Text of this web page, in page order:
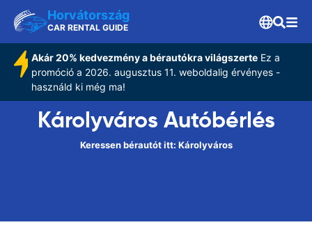
Horvátország
CAR RENTAL GUIDE
Akár 20% kedvezmény a bérautókra világszerteEz a
promóció a 2026. augusztus 11. weboldalig érvényes -
használd ki még ma!
Károlyváros Autóbérlés
Keressen bérautót itt: Károlyváros